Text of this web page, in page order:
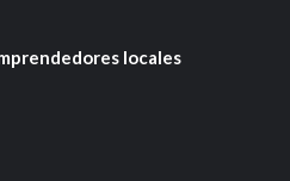
locales